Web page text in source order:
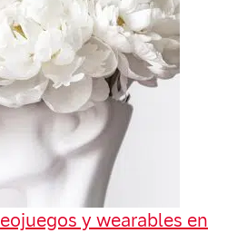
y wearables en